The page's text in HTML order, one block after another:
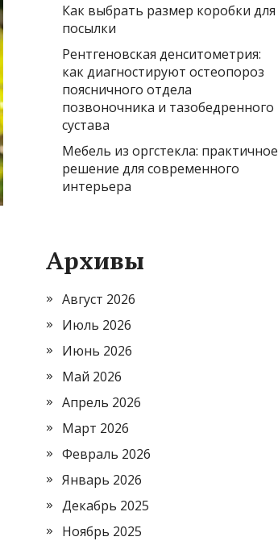
Как выбрать размер коробки для
посылки
Рентгеновская денситометрия:
как диагностируют остеопороз
поясничного отдела
позвоночника и тазобедренного
сустава
Мебель из оргстекла: практичное
решение для современного
интерьера
Архивы
Август 2026
Июль 2026
Июнь 2026
Май 2026
Апрель 2026
Март 2026
Февраль 2026
Январь 2026
Декабрь 2025
Ноябрь 2025